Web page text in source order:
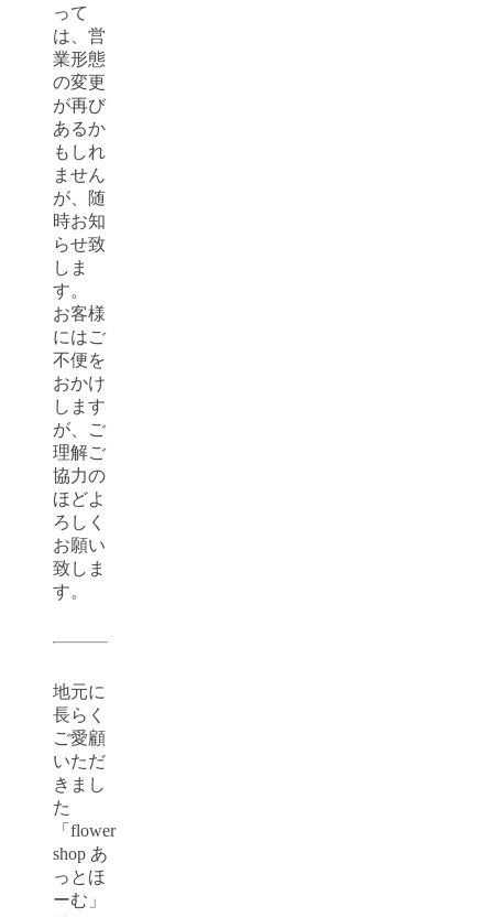
って
は、営
業形態
の変更
が再び
あるか
もしれ
ません
が、随
時お知
らせ致
しま
す。
お客様
にはご
不便を
おかけ
します
が、ご
理解ご
協力の
ほどよ
ろしく
お願い
致しま
す。
地元に
長らく
ご愛顧
いただ
きまし
た
「flower
shop あ
っとほ
ーむ」